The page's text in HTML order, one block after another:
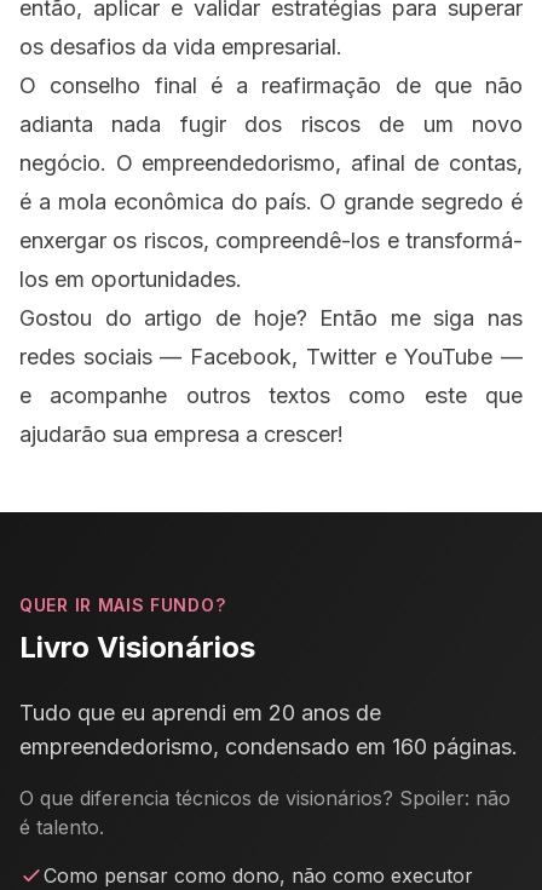
então, aplicar e validar estratégias para superar
os desafios da vida empresarial.
O conselho final é a reafirmação de que não
adianta nada fugir dos riscos de um novo
negócio. O empreendedorismo, afinal de contas,
é a mola econômica do país. O grande segredo é
enxergar os riscos, compreendê-los e transformá-
los em oportunidades.
Gostou do artigo de hoje? Então me siga nas
redes sociais — Facebook, TwittereYouTube —
e acompanhe outros textos como este que
ajudarão sua empresa a crescer!
QUER IR MAIS FUNDO?
Livro Visionários
Tudo que eu aprendi em 20 anos de
empreendedorismo, condensado em 160 páginas.
O que diferencia técnicos de visionários? Spoiler: não
é talento.
Como pensar como dono, não como executor